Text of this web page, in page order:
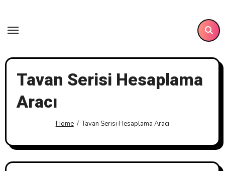
content
Tavan Serisi Hesaplama
Aracı
Home Tavan Serisi Hesaplama Aracı